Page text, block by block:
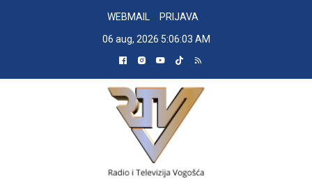
WEBMAIL
PRIJAVA
06 aug, 2026 5:06:04 AM